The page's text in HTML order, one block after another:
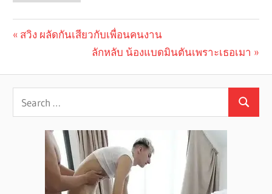
navigation
Previous
สวิง ผลัดกันเสียวกับเพื่อนคนงาน
Next
ลักหลับ น้องแบดมินตันเพราะเธอเมา